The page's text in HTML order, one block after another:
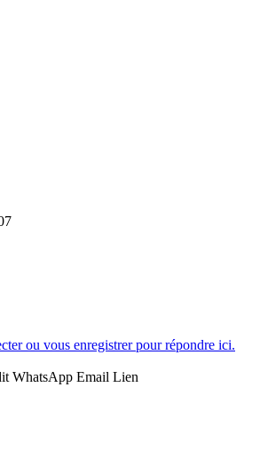
ou vous enregistrer pour répondre ici.
WhatsApp Email Lien